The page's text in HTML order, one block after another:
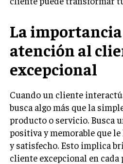
MARKETING
ESTRATEGIAS DE
AGENCIAS DE MARKETING
AGENCIAS DE
VENTA DE ENLACES
MARKETING DIGITAL
PUBLICIDAD
VENTAS Y PERSUASIÓN
La
atención al
excepcional
Cuando un cliente
busca algo más que la
producto o servicio. Busca
positiva y memorable que
y satisfecho. Esto implica
cliente excepcional en